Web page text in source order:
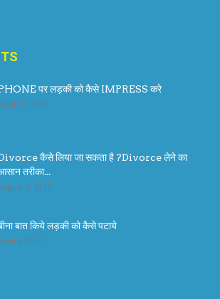
पर लड़की को कैसे IMPRESS करे
17, 2017
कैसे लिया जा सकता है ?Divorce लेने का
तरीका...
1, 2017
बात किये लड़की को कैसे पटाये
6, 2017